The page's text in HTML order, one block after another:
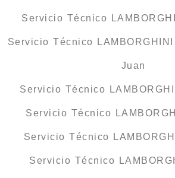
Servicio Técnico
Servicio Técnico
Juan
Servicio Técnico
Servicio Técnico
Servicio Técnico
Servicio Técnico